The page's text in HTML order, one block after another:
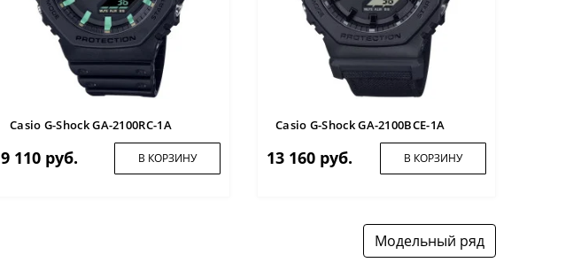
Casio G-Shock GA-2100RC-1A
9 110 руб. В КОРЗИНУ
Casio G-Shock GA-2100BCE-1A
13 160 руб. В КОРЗИНУ
Модельный ряд